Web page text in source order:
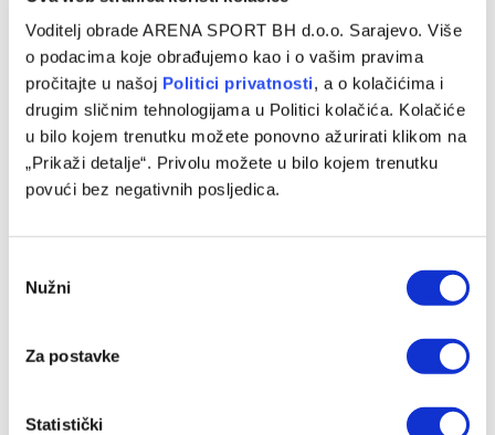
Voditelj obrade ARENA SPORT BH d.o.o. Sarajevo. Više
o podacima koje obrađujemo kao i o vašim pravima
pročitajte u našoj Politici privatnosti, a o kolačićima i
drugim sličnim tehnologijama u Politici kolačića. Kolačiće
u bilo kojem trenutku možete ponovno ažurirati klikom na
„Prikaži detalje“. Privolu možete u bilo kojem trenutku
povući bez negativnih posljedica.
Selection
Nužni
Za postavke
Statistički
Preminuo otac Lionela Messija nakon borbe sa teškom
bolešću